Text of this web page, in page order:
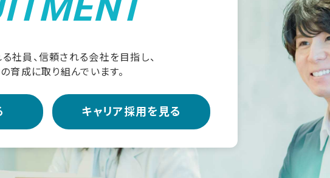
社員、信頼される会社を目指し、
育成に取り組んでいます。
キャリア採用を見る